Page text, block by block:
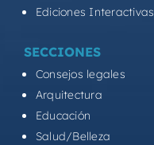
Ediciones Interactivas
SECCIONES
Consejos legales
Arquitectura
Educación
Salud/Belleza